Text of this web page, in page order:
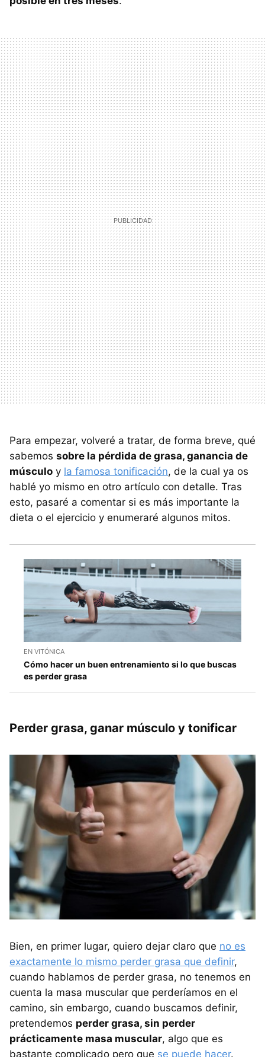
Para empezar, volveré a tratar, de forma breve, qué
sabemos sobre la pérdida de grasa, ganancia de
músculo y la famosa tonificación, de la cual ya os
hablé yo mismo en otro artículo con detalle. Tras
esto, pasaré a comentar si es más importante la
dieta o el ejercicio y enumeraré algunos mitos.
EN VITÓNICA
Cómo hacer un buen entrenamiento si lo que buscas
es perder grasa
Perder grasa, ganar músculo y tonificar
Bien, en primer lugar, quiero dejar claro que no es
exactamente lo mismo perder grasa que definir,
cuando hablamos de perder grasa, no tenemos en
cuenta la masa muscular que perderíamos en el
camino, sin embargo, cuando buscamos definir,
pretendemos perder grasa, sin perder
prácticamente masa muscular, algo que es
bastante complicado pero que se puede hacer.